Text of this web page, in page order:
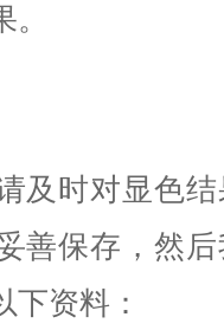
及时对显色
善保存，然
下资料：